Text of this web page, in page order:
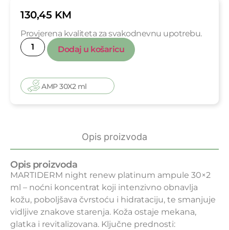
130,45 KM
Provjerena kvaliteta za svakodnevnu upotrebu.
Dodaj u košaricu
AMP 30X2 ml
Opis proizvoda
Opis proizvoda
MARTIDERM night renew platinum ampule 30×2
ml – noćni koncentrat koji intenzivno obnavlja
kožu, poboljšava čvrstoću i hidrataciju, te smanjuje
vidljive znakove starenja. Koža ostaje mekana,
glatka i revitalizovana. Ključne prednosti: